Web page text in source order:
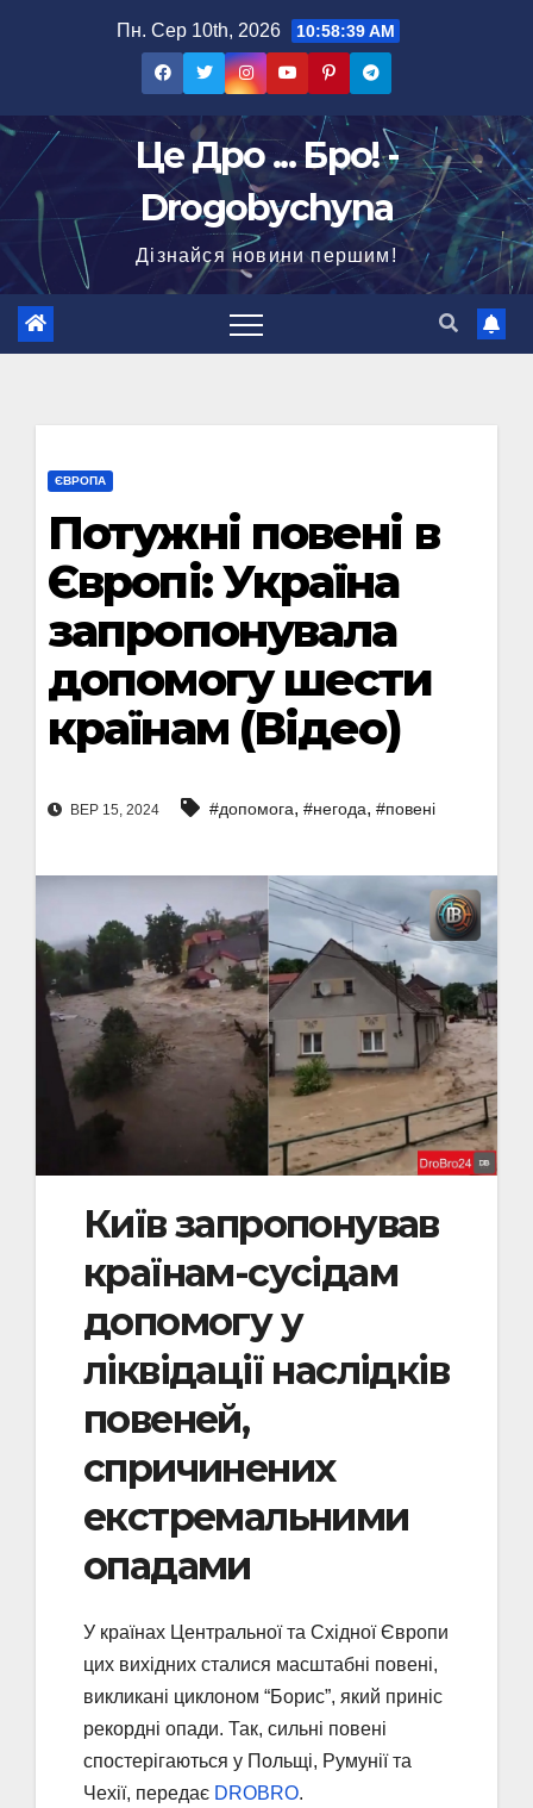
Пн. Сер 10th, 2026 10:58:41 AM
Це Дро ... Бро! -
Drogobychyna
Дізнайся новини першим!
ЄВРОПА
Потужні повені в
Європі: Україна
запропонувала
допомогу шести
країнам (Відео)
ВЕР 15, 2024 #допомога, #негода, #повені
Київ запропонував
країнам-сусідам
допомогу у
ліквідації наслідків
повеней,
спричинених
екстремальними
опадами
У країнах Центральної та Східної Європи
цих вихідних сталися масштабні повені,
викликані циклоном “Борис”, який приніс
рекордні опади. Так, сильні повені
спостерігаються у Польщі, Румунії та
Чехії, передає DROBRO.